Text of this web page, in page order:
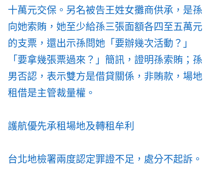
十萬元交保。另名被告王姓女攤商供承，是孫
向她索賄，她至少給孫三張面額各四至五萬元
的支票，還出示孫問她「要辦幾次活動？」
「要拿幾張票過來？」簡訊，證明孫索賄；孫
男否認，表示雙方是借貸關係，非賄款，場地
租借是主管裁量權。
護航優先承租場地及轉租牟利
台北地檢署兩度認定罪證不足，處分不起訴。